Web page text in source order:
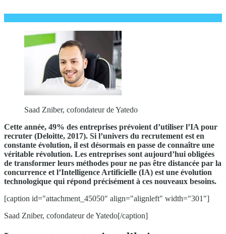
Saad Zniber, cofondateur de Yatedo
Cette année, 49% des entreprises prévoient d’utiliser l’IA pour
recruter (Deloitte, 2017). Si l’univers du recrutement est en
constante évolution, il est désormais en passe de connaître une
véritable révolution. Les entreprises sont aujourd’hui obligées
de transformer leurs méthodes pour ne pas être distancée par la
concurrence et l’Intelligence Artificielle (IA) est une évolution
technologique qui répond précisément à ces nouveaux besoins.
[caption id="attachment_45050" align="alignleft" width="301"]
Saad Zniber, cofondateur de Yatedo[/caption]